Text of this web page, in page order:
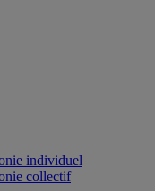
individuel
collectif